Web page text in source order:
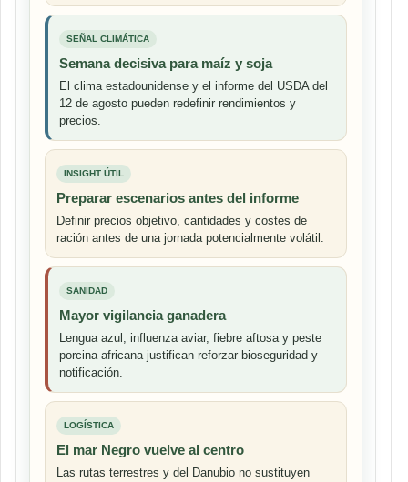
SEÑAL CLIMÁTICA
Semana decisiva para maíz y soja
El clima estadounidense y el informe del USDA del
12 de agosto pueden redefinir rendimientos y
precios.
INSIGHT ÚTIL
Preparar escenarios antes del informe
Definir precios objetivo, cantidades y costes de
ración antes de una jornada potencialmente volátil.
SANIDAD
Mayor vigilancia ganadera
Lengua azul, influenza aviar, fiebre aftosa y peste
porcina africana justifican reforzar bioseguridad y
notificación.
LOGÍSTICA
El mar Negro vuelve al centro
Las rutas terrestres y del Danubio no sustituyen